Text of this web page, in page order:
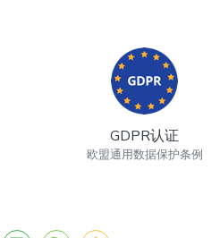
GDPR认证
欧盟通用数据保护条例